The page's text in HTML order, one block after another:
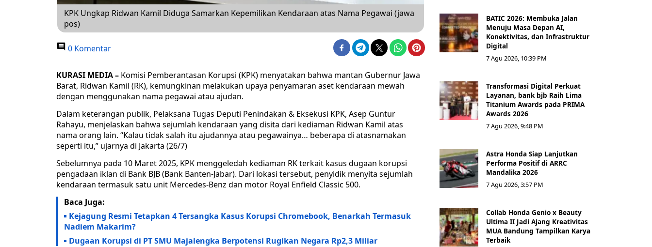
KPK Ungkap Ridwan Kamil Diduga Samarkan Kepemilikan Kendaraan atas Nama Pegawai (jawa
pos)
0 Komentar
KURASI MEDIA – Komisi Pemberantasan Korupsi (KPK) menyatakan bahwa mantan Gubernur Jawa
Barat, Ridwan Kamil (RK), kemungkinan melakukan upaya penyamaran aset kendaraan mewah
dengan menggunakan nama pegawai atau ajudan.
Dalam keterangan publik, Pelaksana Tugas Deputi Penindakan & Eksekusi KPK, Asep Guntur
Rahayu, menjelaskan bahwa sejumlah kendaraan yang disita dari kediaman Ridwan Kamil atas
nama orang lain. “Kalau tidak salah itu ajudannya atau pegawainya… beberapa di atasnamakan
seperti itu,” ujarnya di Jakarta (26/7)
Sebelumnya pada 10 Maret 2025, KPK menggeledah kediaman RK terkait kasus dugaan korupsi
pengadaan iklan di Bank BJB (Bank Banten-Jabar). Dari lokasi tersebut, penyidik menyita sejumlah
kendaraan termasuk satu unit Mercedes-Benz dan motor Royal Enfield Classic 500.
Baca Juga:
Kejagung Resmi Tetapkan 4 Tersangka Kasus Korupsi Chromebook, Benarkah Termasuk
Nadiem Makarim?
Dugaan Korupsi di PT SMU Majalengka Berpotensi Rugikan Negara Rp2,3 Miliar
BATIC 2026: Membuka Jalan
Menuju Masa Depan AI,
Konektivitas, dan Infrastruktur
Digital
7 Agu 2026, 10:39 PM
Transformasi Digital Perkuat
Layanan, bank bjb Raih Lima
Titanium Awards pada PRIMA
Awards 2026
7 Agu 2026, 9:48 PM
Astra Honda Siap Lanjutkan
Performa Positif di ARRC
Mandalika 2026
7 Agu 2026, 3:57 PM
Collab Honda Genio x Beauty
Ultima II Jadi Ajang Kreativitas
MUA Bandung Tampilkan Karya
Terbaik